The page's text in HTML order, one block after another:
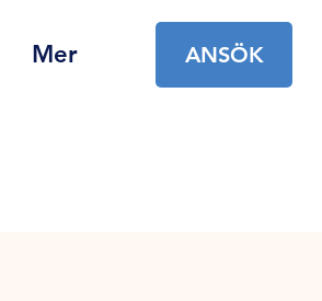
Mer ANSÖK